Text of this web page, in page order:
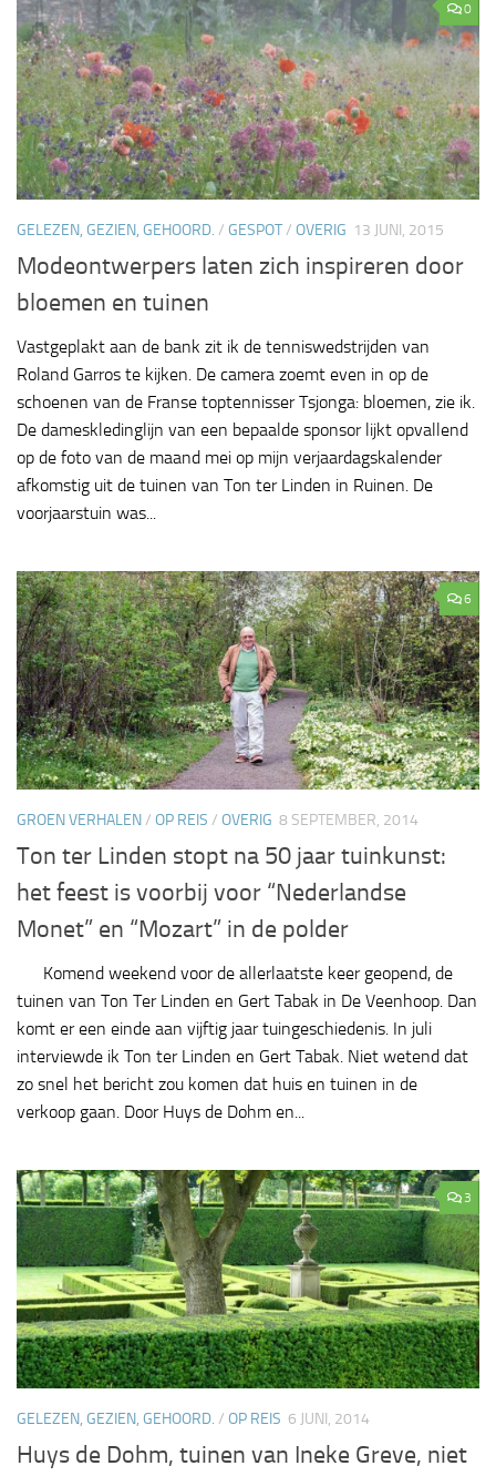
0
GELEZEN, GEZIEN, GEHOORD. / GESPOT/ OVERIG 13 JUNI, 2015
Modeontwerpers laten zich inspireren door
bloemen en tuinen
Vastgeplakt aan de bank zit ik de tenniswedstrijden van
Roland Garros te kijken. De camera zoemt even in op de
schoenen van de Franse toptennisser Tsjonga: bloemen, zie ik.
De dameskledinglijn van een bepaalde sponsor lijkt opvallend
op de foto van de maand mei op mijn verjaardagskalender
afkomstig uit de tuinen van Ton ter Linden in Ruinen. De
voorjaarstuin was...
6
GROEN VERHALEN/ OP REIS / OVERIG 8 SEPTEMBER, 2014
Ton ter Linden stopt na 50 jaar tuinkunst:
het feest is voorbij voor “Nederlandse
Monet” en “Mozart” in de polder
Komend weekend voor de allerlaatste keer geopend, de
tuinen van Ton Ter Linden en Gert Tabak in De Veenhoop. Dan
komt er een einde aan vijftig jaar tuingeschiedenis. In juli
interviewde ik Ton ter Linden en Gert Tabak. Niet wetend dat
zo snel het bericht zou komen dat huis en tuinen in de
verkoop gaan. Door Huys de Dohm en...
3
GELEZEN, GEZIEN, GEHOORD. / OP REIS 6 JUNI, 2014
Huys de Dohm, tuinen van Ineke Greve, niet